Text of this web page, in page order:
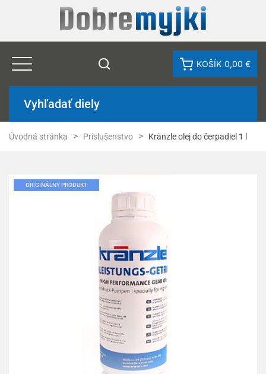
KOŠÍK 0,00 €
Vyhľadať diely
Úvodná stránka Príslušenstvo Kränzle olej do čerpadiel 1 l
ORIGINÁLNY PRODUKT